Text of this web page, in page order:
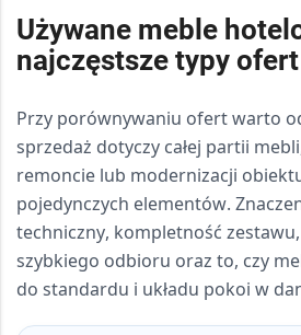
Używane meble
najczęstsze typy ofert
Przy porównywaniu ofert warto
sprzedaż dotyczy całej partii mebli
remoncie lub modernizacji
pojedynczych elementów.
techniczny, kompletność zestawu
szybkiego odbioru oraz to, czy
do standardu i układu pokoi w